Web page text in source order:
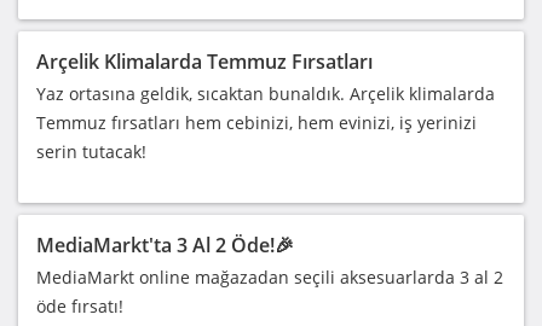
Arçelik Klimalarda Temmuz Fırsatları
Yaz ortasına geldik, sıcaktan bunaldık. Arçelik klimalarda
Temmuz fırsatları hem cebinizi, hem evinizi, iş yerinizi
serin tutacak!
MediaMarkt'ta 3 Al 2 Öde!🎉
MediaMarkt online mağazadan seçili aksesuarlarda 3 al 2
öde fırsatı!